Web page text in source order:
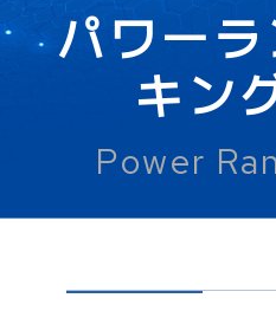
パワー
キン
Power